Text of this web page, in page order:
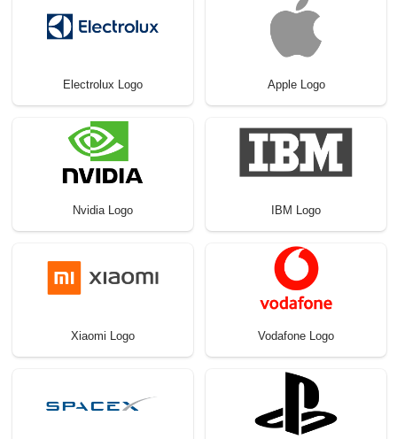
Electrolux Logo Apple Logo
Nvidia Logo IBM Logo
Xiaomi Logo Vodafone Logo